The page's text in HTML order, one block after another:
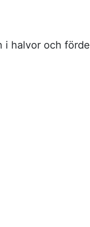
i halvor och